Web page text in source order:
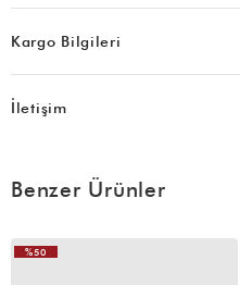
Kargo Bilgileri
İletişim
Benzer Ürünler
%50